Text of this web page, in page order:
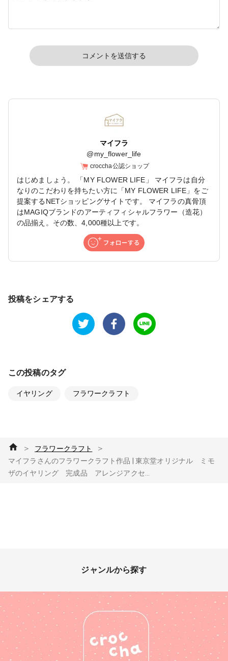
コメントを送信する
マイフラ
@my_flower_life
croccha公認ショップ
はじめましょう。 「MY FLOWER LIFE」 マイフラは自分
なりのこだわりを持ちたい方に「MY FLOWER LIFE」をご
提案するNETショッピングサイトです。 マイフラの真骨頂
はMAGIQブランドのアーティフィシャルフラワー（造花）
の品揃え。その数、4,000種以上です。
投稿をシェアする
この投稿のタグ
イヤリング フラワークラフト
＞ フラワークラフト ＞
マイフラさんのフラワークラフト作品 | 東京堂オリジナル ミモ
ザのイヤリング 完成品 アレンジアクセ...
ジャンルから探す